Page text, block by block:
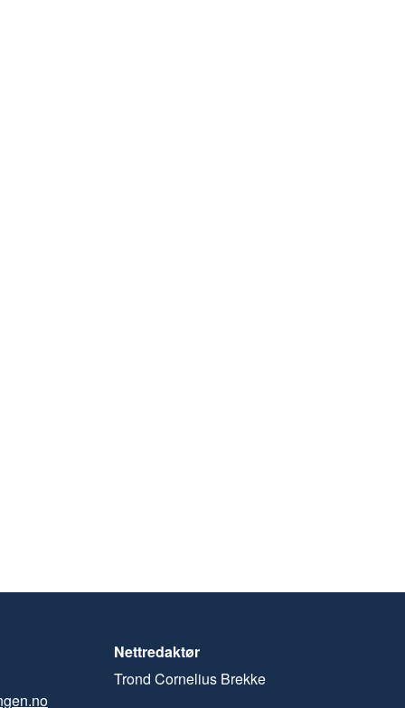
Nettredaktør
Trond Cornelius Brekke